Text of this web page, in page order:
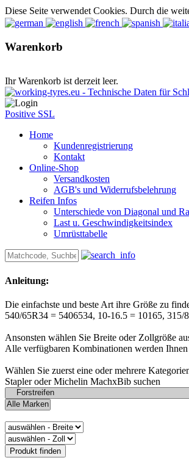
Diese Seite verwendet Cookies. Durch die
Warenkorb
Ihr Warenkorb ist derzeit leer.
Positive SSL
Home
Kundenregistrierung
Kontakt
Online-Shop
Versandkosten
AGB's und Widerrufsbelehrung
Reifen Infos
Unterschiede von Diagonal und
Last u. Geschwindigkeitsindex
Umrüsttabelle
Anleitung:
Die einfachste und beste Art ihre Größe zu
540/65R34 = 5406534, 10-16.5 = 10165, 315/
Ansonsten wählen Sie Breite oder Zollgröße
Alle verfügbaren Kombinationen werden
Wählen Sie zuerst eine oder mehrere
Stapler oder Michelin MachxBib suchen